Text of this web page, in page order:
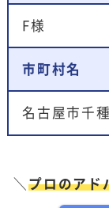
F様
市町村名
名古屋市千
＼プロのアド